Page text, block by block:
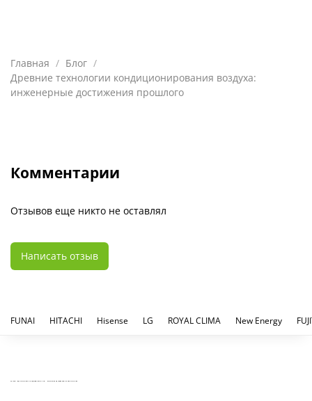
Главная
Блог
Древние технологии кондиционирования воздуха:
инженерные достижения прошлого
Комментарии
Отзывов еще никто не оставлял
Написать отзыв
FUNAI HITACHI Hisense LG ROYAL CLIMA New Energy